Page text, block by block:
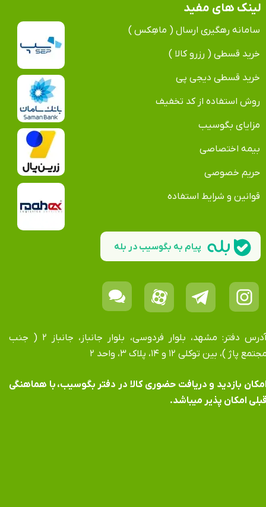
لینک های مفید
سامانه رهگیری ارسال ( ماهِکس )
خرید قسطی ( رزرو کالا )
خرید قسطی دیجی پی
روش استفاده از کد تخفیف
مزایای بگوسیب
بیمه اختصاصی
حریم خصوصی
قوانین و شرایط استفاده
آدرس دفتر: مشهد، بلوار فردوسی، بلوار جانباز، جانباز ۲ ( جنب
پاژ )، بین توکلی ۱۲ و ۱۴، پلاک ۳، واحد ۲
بازدید و دریافت حضوری کالا در دفتر بگوسیب، با هماهنگی
امکان پذیر میباشد.
پیام به بگوسیب در بله